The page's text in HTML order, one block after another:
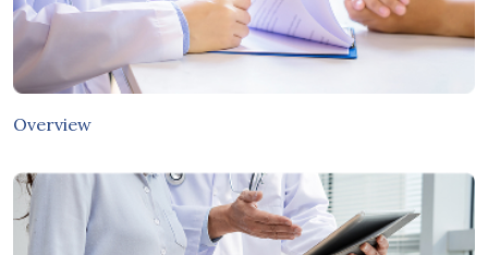
Overview